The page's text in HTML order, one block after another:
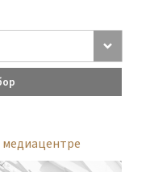
медиацентре